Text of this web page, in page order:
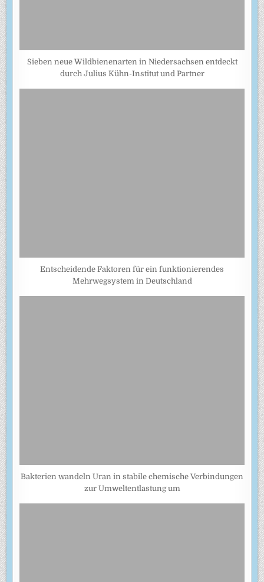
Sieben neue Wildbienenarten in Niedersachsen entdeckt
durch Julius Kühn-Institut und Partner
Entscheidende Faktoren für ein funktionierendes
Mehrwegsystem in Deutschland
Bakterien wandeln Uran in stabile chemische Verbindungen
zur Umweltentlastung um